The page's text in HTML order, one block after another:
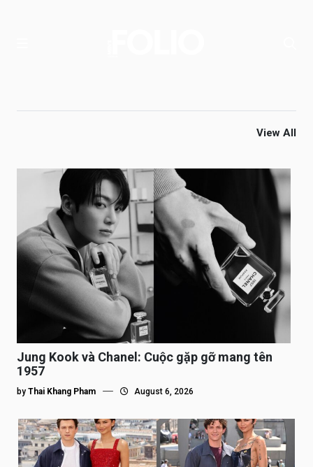
View All
Jung Kook và Chanel: Cuộc gặp gỡ mang tên
1957
by Thai Khang Pham August 6, 2026